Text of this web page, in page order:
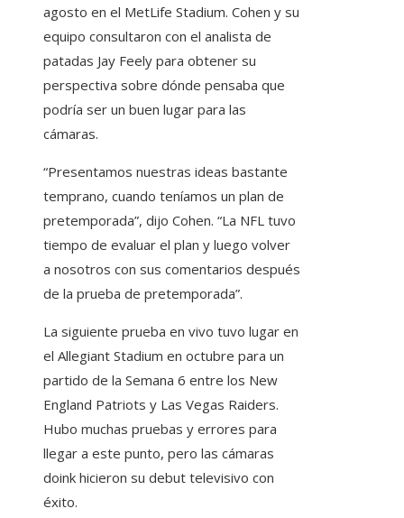
agosto en el MetLife Stadium. Cohen y su
equipo consultaron con el analista de
patadas Jay Feely para obtener su
perspectiva sobre dónde pensaba que
podría ser un buen lugar para las
cámaras.
“Presentamos nuestras ideas bastante
temprano, cuando teníamos un plan de
pretemporada”, dijo Cohen. “La NFL tuvo
tiempo de evaluar el plan y luego volver
a nosotros con sus comentarios después
de la prueba de pretemporada”.
La siguiente prueba en vivo tuvo lugar en
el Allegiant Stadium en octubre para un
partido de la Semana 6 entre los New
England Patriots y Las Vegas Raiders.
Hubo muchas pruebas y errores para
llegar a este punto, pero las cámaras
doink hicieron su debut televisivo con
éxito.